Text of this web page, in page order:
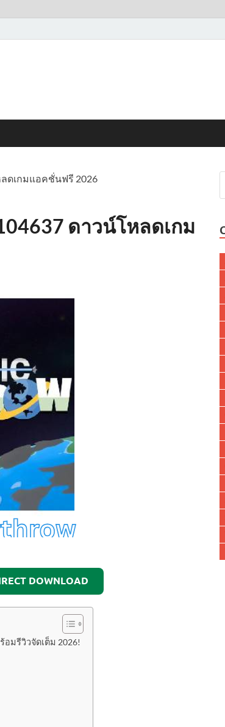
ลดเกมแอคชั่นฟรี 2026
ดาวน์โหลดเกม
DOWNLOAD
อมรีวิวจัดเต็ม 2026!